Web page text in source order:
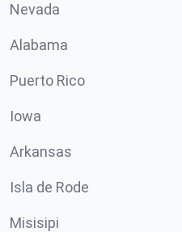
Nevada
Alabama
Puerto Rico
Iowa
Arkansas
Isla de Rode
Misisipi